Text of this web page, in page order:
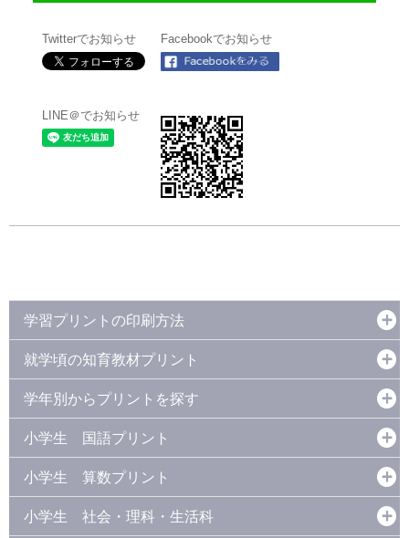
Twitterでお知らせ Facebookでお知らせ
LINE＠でお知らせ
学習プリントの印刷方法
就学頃の知育教材プリント
学年別からプリントを探す
小学生 国語プリント
小学生 算数プリント
小学生 社会・理科・生活科